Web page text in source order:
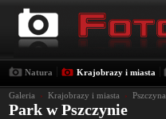
Natura Krajobrazy i miasta
Galeria › Krajobrazy i miasta › Pszczyna
Park w Pszczynie